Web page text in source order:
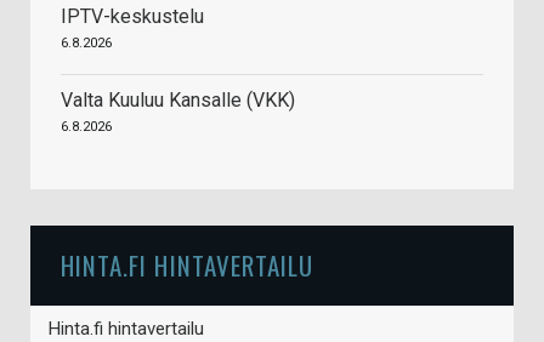
IPTV-keskustelu
6.8.2026
Valta Kuuluu Kansalle (VKK)
6.8.2026
HINTA.FI HINTAVERTAILU
Hinta.fi hintavertailu